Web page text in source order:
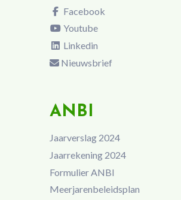
Facebook
Youtube
Linkedin
Nieuwsbrief
ANBI
Jaarverslag 2024
Jaarrekening 2024
Formulier ANBI
Meerjarenbeleidsplan